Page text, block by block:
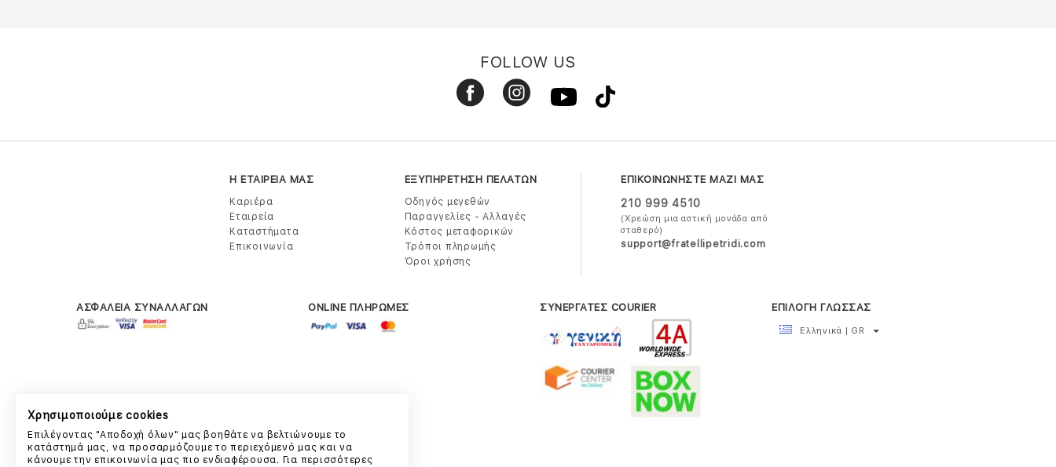
FOLLOW US
Η ΕΤΑΙΡΕΙΑ ΜΑΣ
Καριέρα
Εταιρεία
Καταστήματα
Επικοινωνία
ΕΞΥΠΗΡΕΤΗΣΗ ΠΕΛΑΤΩΝ
Οδηγός μεγεθών
Παραγγελίες - Αλλαγές
Κόστος μεταφορικών
Τρόποι πληρωμής
Όροι χρήσης
ΕΠΙΚΟΙΝΩΝΗΣΤΕ ΜΑΖΙ ΜΑΣ
210 999 4510
(Χρεώση μια αστική μονάδα από
σταθερό)
support@fratellipetridi.com
ΑΣΦΑΛΕΙΑ ΣΥΝΑΛΛΑΓΩΝ ONLINE ΠΛΗΡΩΜΕΣ ΣΥΝΕΡΓΑΤΕΣ COURIER ΕΠΙΛΟΓΗ ΓΛΩΣΣΑΣ
Ελληνικά | GR
Χρησιμοποιούμε cookies
Επιλέγοντας "Αποδοχή όλων" μας βοηθάτε να βελτιώνουμε το
κατάστημά μας, να προσαρμόζουμε το περιεχόμενό μας και να
κάνουμε την επικοινωνία μας πιο ενδιαφέρουσα. Για περισσότερες